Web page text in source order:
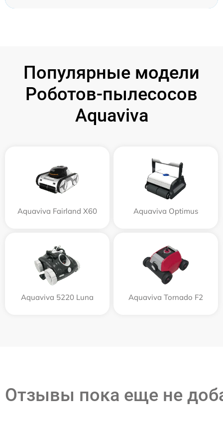
Популярные модели
Роботов-пылесосов
Aquaviva
Aquaviva Fairland X60 Aquaviva Optimus
Aquaviva 5220 Luna Aquaviva Tornado F2
Отзывы пока еще не